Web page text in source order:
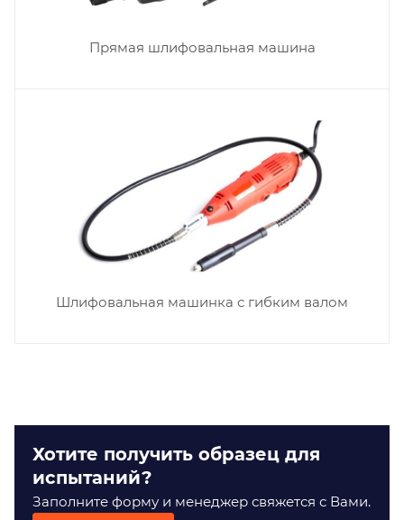
Прямая шлифовальная машина
Шлифовальная машинка с гибким валом
Хотите получить образец для
испытаний?
Заполните форму и менеджер свяжется с Вами.